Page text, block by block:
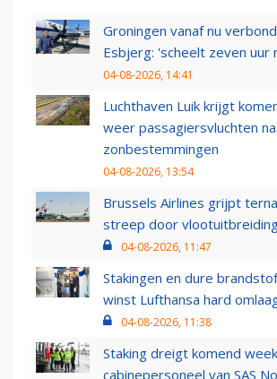
Groningen vanaf nu
Esbjerg: 'scheelt zeven uur
04-08-2026, 14:41
Luchthaven Luik krijgt
weer passagiersvluchten
zonbestemmingen
04-08-2026, 13:54
Brussels Airlines grijpt
streep door
04-08-2026, 11:47
Stakingen en dure
winst Lufthansa hard
04-08-2026, 11:38
Staking dreigt komend
cabinepersoneel van SAS